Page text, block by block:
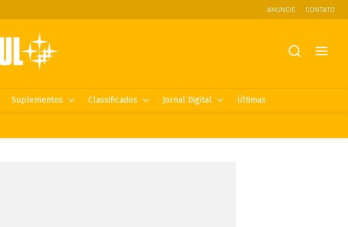
ANUNCIE CONTATO
Suplementos Classificados Jornal Digital Últimas